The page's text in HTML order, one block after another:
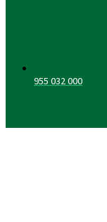
955 032 000